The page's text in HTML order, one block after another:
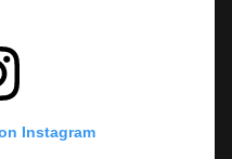
Instagram